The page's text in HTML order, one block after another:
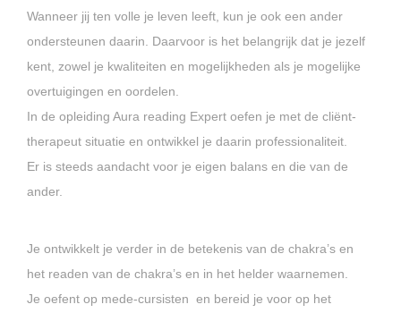
Wanneer jij ten volle je leven leeft, kun je ook een ander
ondersteunen daarin. Daarvoor is het belangrijk dat je jezelf
kent, zowel je kwaliteiten en mogelijkheden als je mogelijke
overtuigingen en oordelen.
In de opleiding Aura reading Expert oefen je met de cliënt-
therapeut situatie en ontwikkel je daarin professionaliteit.
Er is steeds aandacht voor je eigen balans en die van de
ander.
Je ontwikkelt je verder in de betekenis van de chakra’s en
het readen van de chakra’s en in het helder waarnemen.
Je oefent op mede-cursisten en bereid je voor op het